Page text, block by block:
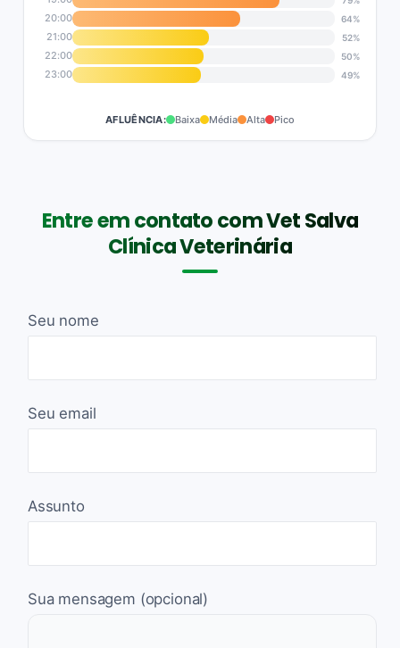
20:00 64%
21:00 52%
22:00 50%
23:00 49%
AFLUÊNCIA: Baixa Média Alta Pico
Entre em contato com Vet Salva
Clínica Veterinária
Seu nome
Seu email
Assunto
Sua mensagem (opcional)